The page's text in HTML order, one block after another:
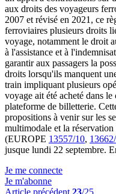
aux droits des voyageurs
2007 et révisé en 2021, ce
ferroviaires plusieurs droits
voyage, notamment le droit
à l'assistance et à
garantir aux passagers la
droits lorsqu'ils manquent
train impliquant plusieurs
voyage ait été acheté dans
plateforme de billetterie.
propositions à venir sur les
multimodale et la
(EUROPE 13557/10,
jusque lundi 22 septembre.
Je me connecte
Je m'abonne
Article précédent 23/25